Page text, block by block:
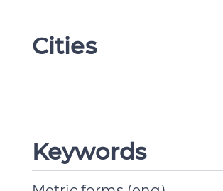
Cities
Keywords